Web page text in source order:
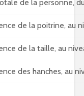
de la personne,
de la poitrine, au
de la taille, au
des hanches, au